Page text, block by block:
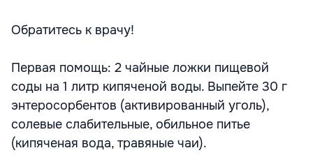
Обратитесь к врачу!
Первая помощь: 2 чайные ложки пищевой
соды на 1 литр кипяченой воды. Выпейте 30 г
энтеросорбентов (активированный уголь),
солевые слабительные, обильное питье
(кипяченая вода, травяные чаи).